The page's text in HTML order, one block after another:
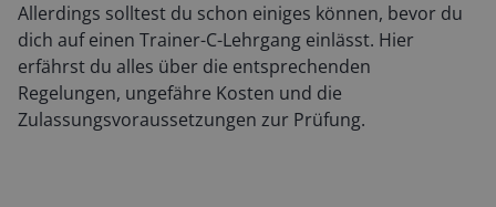
Allerdings solltest du schon einiges können, bevor du
dich auf einen Trainer-C-Lehrgang einlässt. Hier
erfährst du alles über die entsprechenden
Regelungen, ungefähre Kosten und die
Zulassungsvoraussetzungen zur Prüfung.